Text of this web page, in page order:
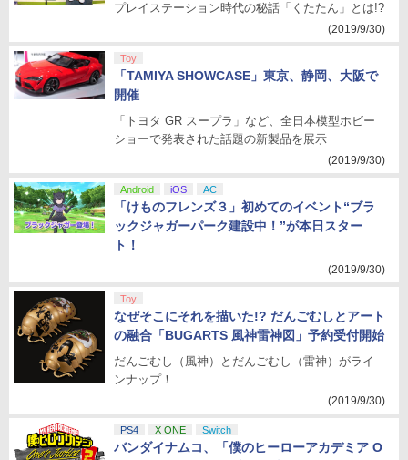
プレイステーション時代の秘話「くたたん」とは!?
(2019/9/30)
Toy
「TAMIYA SHOWCASE」東京、静岡、大阪で
開催
「トヨタ GR スープラ」など、全日本模型ホビー
ショーで発表された話題の新製品を展示
(2019/9/30)
Android iOS AC
「けものフレンズ３」初めてのイベント“ブラ
ックジャガーパーク建設中！”が本日スター
ト！
(2019/9/30)
Toy
なぜそこにそれを描いた!? だんごむしとアート
の融合「BUGARTS 風神雷神図」予約受付開始
だんごむし（風神）とだんごむし（雷神）がライ
ンナップ！
(2019/9/30)
PS4 X ONE Switch
バンダイナムコ、「僕のヒーローアカデミア O